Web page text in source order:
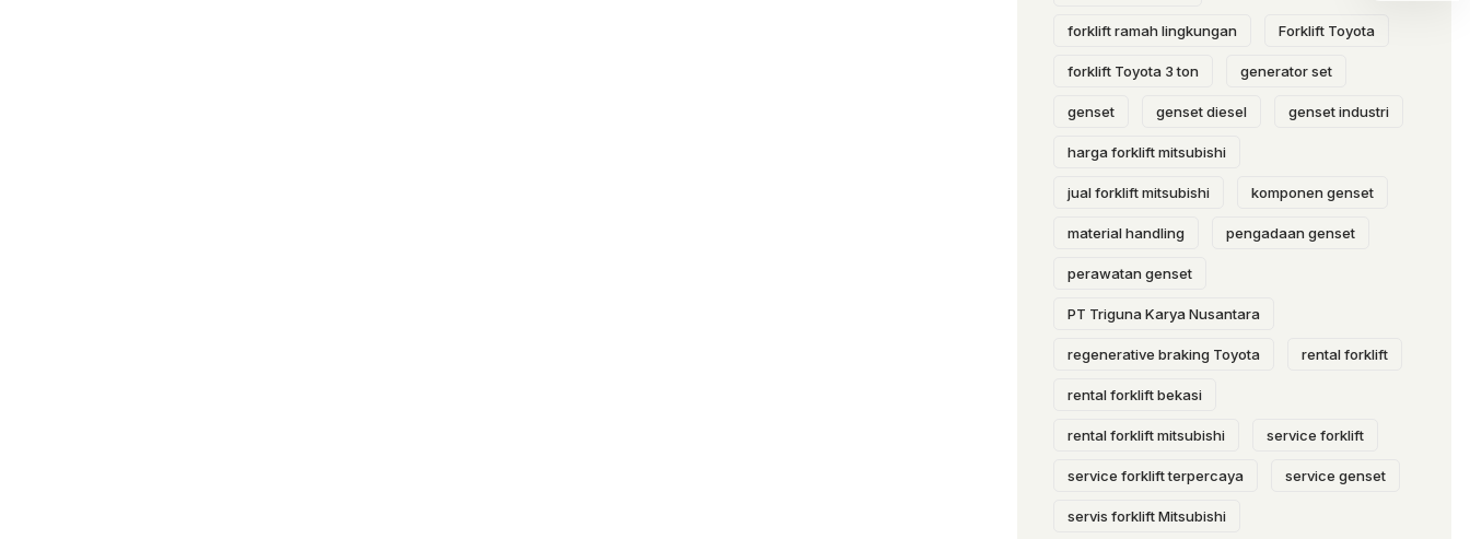
forklift ramah lingkungan Forklift Toyota
forklift Toyota 3 ton generator set
genset genset diesel genset industri
harga forklift mitsubishi
jual forklift mitsubishi komponen genset
material handling pengadaan genset
perawatan genset
PT Triguna Karya Nusantara
regenerative braking Toyota rental forklift
rental forklift bekasi
rental forklift mitsubishi service forklift
service forklift terpercaya service genset
servis forklift Mitsubishi